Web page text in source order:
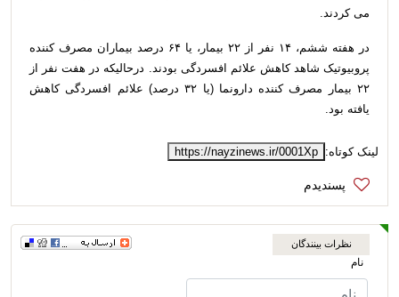
می کردند.
در هفته ششم، ۱۴ نفر از ۲۲ بیمار، یا ۶۴ درصد بیماران مصرف کننده
پروبیوتیک شاهد کاهش علائم افسردگی بودند. درحالیکه در هفت نفر از
۲۲ بیمار مصرف کننده دارونما (یا ۳۲ درصد) علائم افسردگی کاهش
یافته بود.
لینک کوتاه: https://nayzinews.ir/0001Xp
نظرات بینندگان
نام